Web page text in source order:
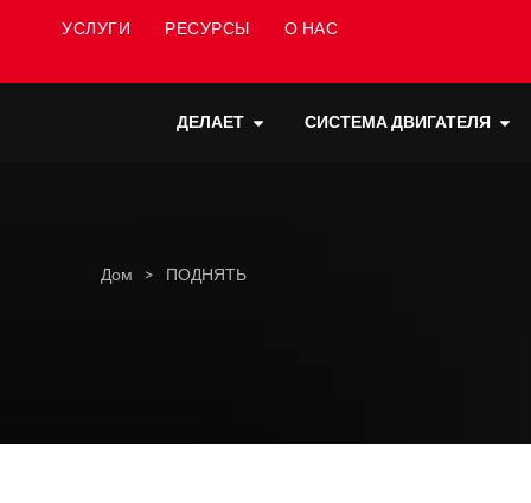
УСЛУГИ РЕСУРСЫ О НАС
ДЕЛАЕТ СИСТЕМА ДВИГАТЕЛЯ
Дом > ПОДНЯТЬ